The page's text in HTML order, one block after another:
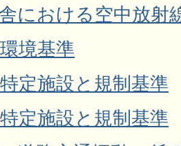
における空中放射
境基準
定施設と規制基準
定施設と規制基準